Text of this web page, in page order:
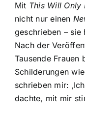
Mit This Will Only
nicht nur einen
geschrieben – sie
Nach der
Tausende Frauen
Schilderungen
schrieben mir:
dachte, mit mir